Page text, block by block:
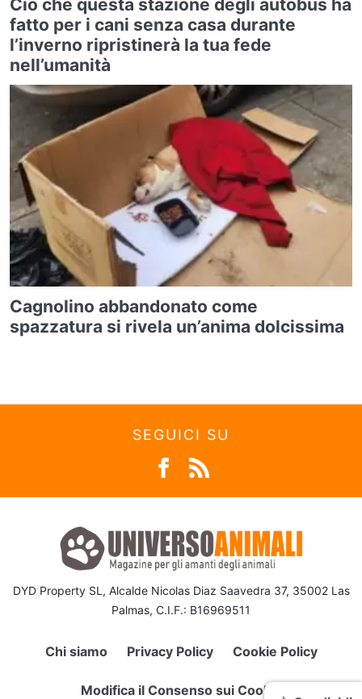
Ciò che questa stazione degli autobus ha
fatto per i cani senza casa durante
l’inverno ripristinerà la tua fede
nell’umanità
Cagnolino abbandonato come
spazzatura si rivela un’anima dolcissima
SEGUICI SU
DYD Property SL, Alcalde Nicolas Diaz Saavedra 37, 35002 Las
Palmas, C.I.F.: B16969511
Chi siamo Privacy Policy Cookie Policy
Modifica il Consenso sui Cookie